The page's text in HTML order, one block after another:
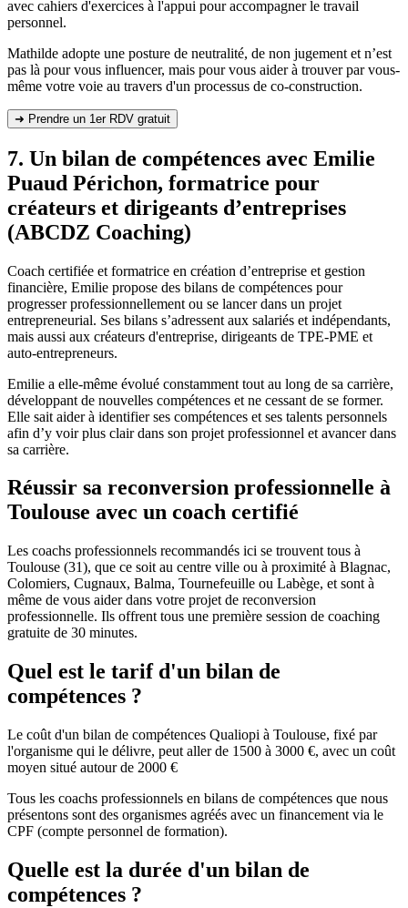
avec cahiers d'exercices à l'appui pour accompagner le travail
personnel.
Mathilde adopte une posture de neutralité, de non jugement et n’est
pas là pour vous influencer, mais pour vous aider à trouver par vous-
même votre voie au travers d'un processus de co-construction.
➜ Prendre un 1er RDV gratuit
7. Un bilan de compétences avec Emilie
Puaud Périchon, formatrice pour
créateurs et dirigeants d’entreprises
(ABCDZ Coaching)
Coach certifiée et formatrice en création d’entreprise et gestion
financière, Emilie propose des bilans de compétences pour
progresser professionnellement ou se lancer dans un projet
entrepreneurial. Ses bilans s’adressent aux salariés et indépendants,
mais aussi aux créateurs d'entreprise, dirigeants de TPE-PME et
auto-entrepreneurs.
Emilie a elle-même évolué constamment tout au long de sa carrière,
développant de nouvelles compétences et ne cessant de se former.
Elle sait aider à identifier ses compétences et ses talents personnels
afin d’y voir plus clair dans son projet professionnel et avancer dans
sa carrière.
Réussir sa reconversion professionnelle à
Toulouse avec un coach certifié
Les coachs professionnels recommandés ici se trouvent tous à
Toulouse (31), que ce soit au centre ville ou à proximité à Blagnac,
Colomiers, Cugnaux, Balma, Tournefeuille ou Labège, et sont à
même de vous aider dans votre projet de reconversion
professionnelle. Ils offrent tous une première session de coaching
gratuite de 30 minutes.
Quel est le tarif d'un bilan de
compétences ?
Le coût d'un bilan de compétences Qualiopi à Toulouse, fixé par
l'organisme qui le délivre, peut aller de 1500 à 3000 €, avec un coût
moyen situé autour de 2000 €
Tous les coachs professionnels en bilans de compétences que nous
présentons sont des organismes agréés avec un financement via le
CPF (compte personnel de formation).
Quelle est la durée d'un bilan de
compétences ?